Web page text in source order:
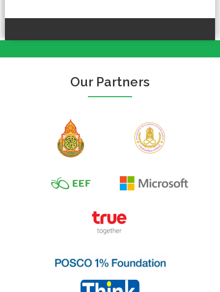
Our Partners